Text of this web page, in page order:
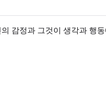
감정과 그것이 생각과 행